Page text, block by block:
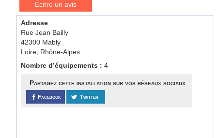
Écrire un avis
Adresse
Rue Jean Bailly
42300 Mably
Loire, Rhône-Alpes
Nombre d’équipements :4
Partagez cette installation sur vos réseaux sociaux
Facebook Twitter